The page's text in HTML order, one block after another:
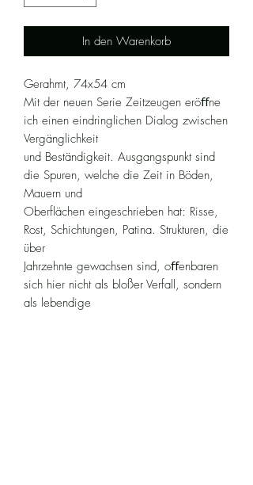
In den Warenkorb
Gerahmt, 74x54 cm
Mit der neuen Serie Zeitzeugen eröﬀne
ich einen eindringlichen Dialog zwischen
Vergänglichkeit
und Beständigkeit. Ausgangspunkt sind
die Spuren, welche die Zeit in Böden,
Mauern und
Oberflächen eingeschrieben hat: Risse,
Rost, Schichtungen, Patina. Strukturen, die
über
Jahrzehnte gewachsen sind, oﬀenbaren
sich hier nicht als bloßer Verfall, sondern
als lebendige